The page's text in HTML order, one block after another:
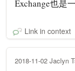
Exchange也是
Link in context
2018-11-02 Jaclyn